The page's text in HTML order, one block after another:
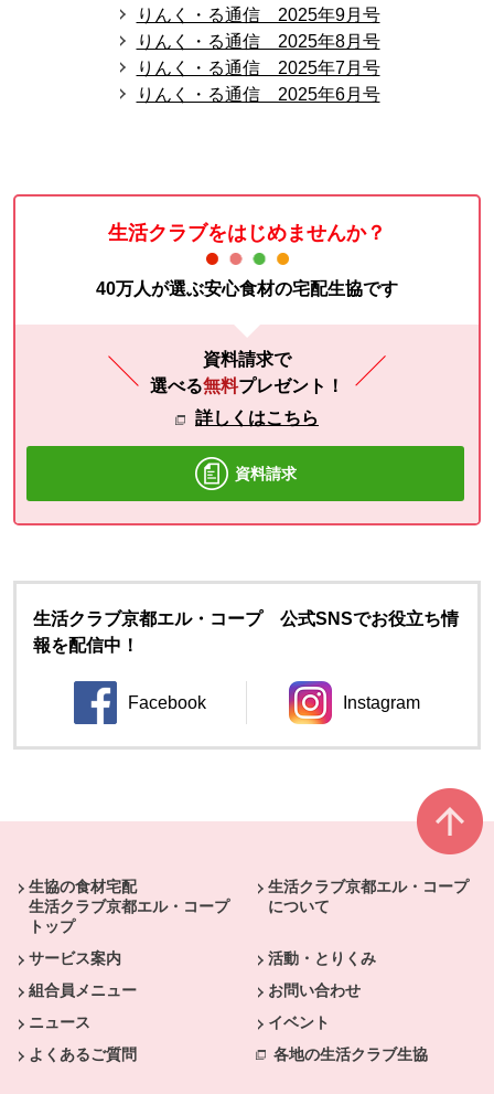
りんく・る通信 2025年9月号
りんく・る通信 2025年8月号
りんく・る通信 2025年7月号
りんく・る通信 2025年6月号
生活クラブをはじめませんか？
40万人が選ぶ安心食材の宅配生協です
資料請求で
選べる無料プレゼント！
詳しくはこちら
資料請求
生活クラブ京都エル・コープ 公式SNSでお役立ち情
報を配信中！
Facebook
別のウィンドウで開きます。
Instagram
別のウィンドウ
生協の食材宅配
生活クラブ京都エル・コープ
トップ
生活クラブ京都エル・コープ
について
サービス案内
活動・とりくみ
組合員メニュー
お問い合わせ
ニュース
イベント
よくあるご質問
各地の生活クラブ生協